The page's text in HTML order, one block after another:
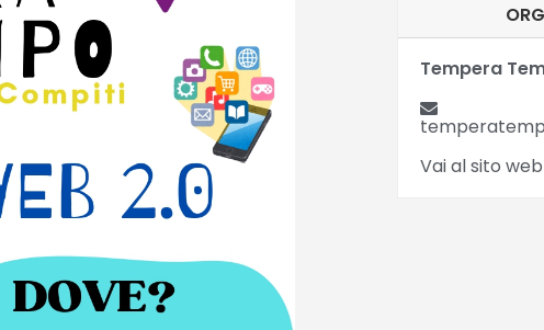
Tempera
Vai al sito web